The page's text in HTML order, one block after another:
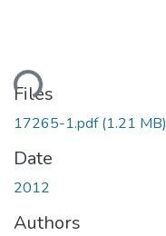
Files
17265-1.pdf(1.21 MB)
Date
2012
Authors